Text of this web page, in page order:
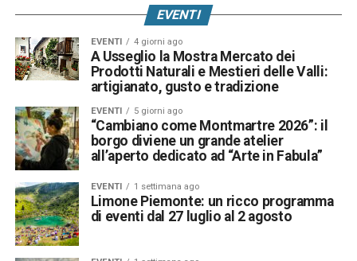
EVENTI
EVENTI 4 giorni ago
A Usseglio la Mostra Mercato dei
Prodotti Naturali e Mestieri delle Valli:
artigianato, gusto e tradizione
EVENTI 5 giorni ago
“Cambiano come Montmartre 2026”: il
borgo diviene un grande atelier
all’aperto dedicato ad “Arte in Fabula”
EVENTI 1 settimana ago
Limone Piemonte: un ricco programma
di eventi dal 27 luglio al 2 agosto